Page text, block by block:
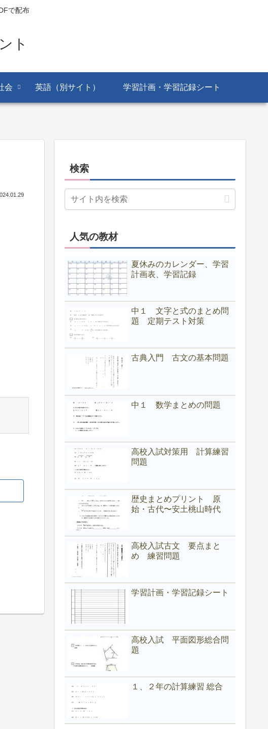
で配布
ト
会 英語（別サイト） 学習計画・学習記録シート
検索
人気の教材
夏休みのカレンダー、学習
計画表、学習記録
中１ 文字と式のまとめ問
題 定期テスト対策
古典入門 古文の基本問題
中１ 数学まとめの問題
高校入試対策用 計算練習
問題
歴史まとめプリント 原
始・古代〜安土桃山時代
高校入試古文 要点まと
め 練習問題
学習計画・学習記録シート
高校入試 平面図形総合問
題
１、２年の計算練習 総合